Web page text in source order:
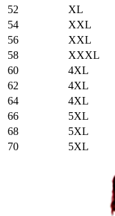
52
XL
54
XXL
56
XXL
58
XXXL
60
4XL
62
4XL
64
4XL
66
5XL
68
5XL
70
5XL